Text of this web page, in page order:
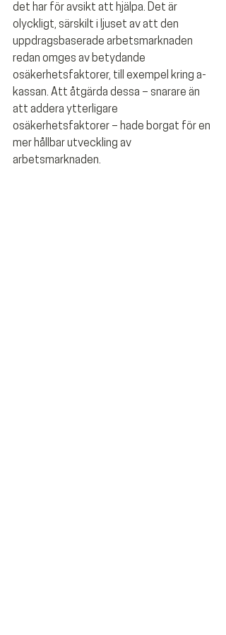
det har för avsikt att hjälpa. Det är
olyckligt, särskilt i ljuset av att den
uppdragsbaserade arbetsmarknaden
redan omges av betydande
osäkerhetsfaktorer, till exempel kring a-
kassan. Att åtgärda dessa – snarare än
att addera ytterligare
osäkerhetsfaktorer – hade borgat för en
mer hållbar utveckling av
arbetsmarknaden.